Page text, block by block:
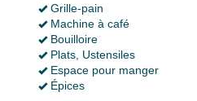
Grille-pain
Machine à café
Bouilloire
Plats, Ustensiles
Espace pour manger
Épices